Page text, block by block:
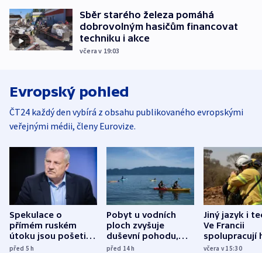
Sběr starého železa pomáhá
dobrovolným hasičům financovat
techniku i akce
včera v 19:03
Evropský pohled
ČT24 každý den vybírá z obsahu publikovaného evropskými
veřejnými médii, členy Eurovize.
Spekulace o
přímém ruském
útoku jsou pošetilé,
míní estonský
před 5h
Pobyt u vodních
ploch zvyšuje
duševní pohodu,
ukázala
před 14h
Jiný jazyk i
Ve Francii
spolupracují
různých zemí
včera v 15:30